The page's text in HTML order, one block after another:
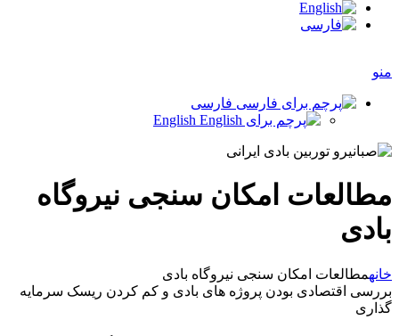
منو
فارسی
English
مطالعات امکان سنجی نیروگاه
بادی
خانهمطالعات امکان سنجی نیروگاه بادی
بررسی اقتصادی بودن پروژه های بادی و کم کردن ریسک سرمایه
گذاری